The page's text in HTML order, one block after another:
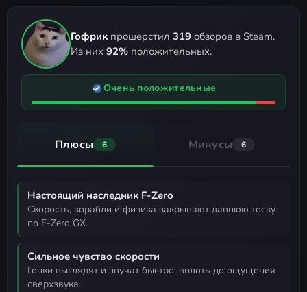
Гофрик прошерстил 319 обзоров в Steam.
Из них 92% положительных.
Очень положительные
Плюсы 6 Минусы 6
Настоящий наследник F-Zero
скорость, корабли и физика закрывают давнюю тоску
по F-Zero GX.
Сильное чувство скорости
гонки выглядят и звучат быстро, вплоть до ощущения
сверхзвука.